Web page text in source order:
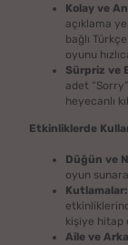
Kolay ve
açıklama
bağlı
oyunu
Sürpriz ve
adet
heyecanlı
Etkinliklerde
Düğün ve
oyun
Kutlamalar:
kişiye hitap
Aile ve